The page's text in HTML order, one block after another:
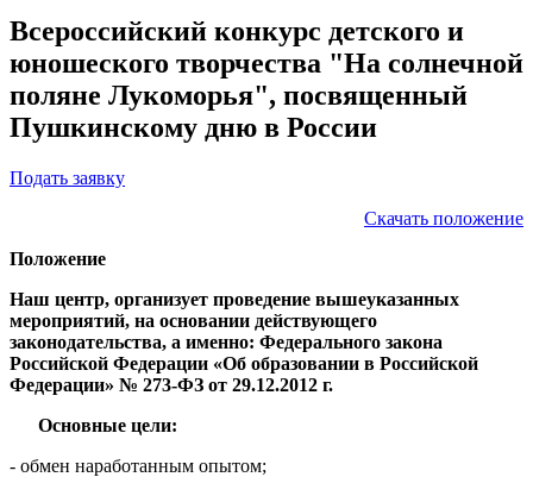
Всероссийский конкурс детского и
юношеского творчества "На солнечной
поляне Лукоморья", посвященный
Пушкинскому дню в России
Подать заявку
Скачать положение
Положение
Наш центр, организует проведение вышеуказанных
мероприятий, на основании действующего
законодательства, а именно: Федерального закона
Российской Федерации «Об образовании в Российской
Федерации» № 273-ФЗ от 29.12.2012 г.
Основные цели:
- обмен наработанным опытом;